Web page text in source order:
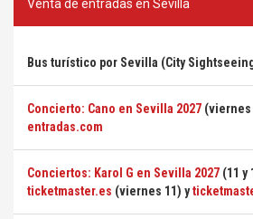
Venta de entradas en Sevilla
Bus turístico por Sevilla (City
Concierto: Cano en Sevilla 2027 (viernes
entradas.com
Conciertos: Karol G en Sevilla 2027 (11 y
ticketmaster.es (viernes 11) y